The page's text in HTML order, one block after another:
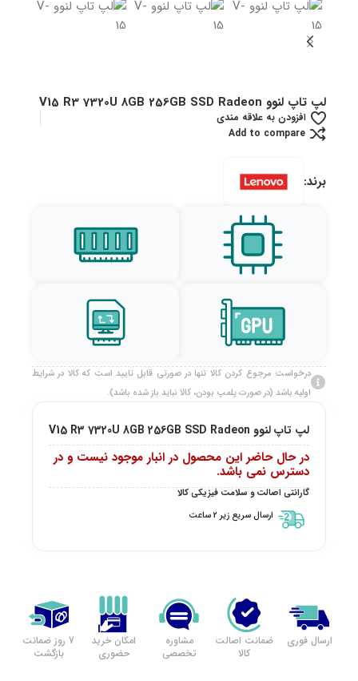
لپ تاپ لنوو V15 R3 7320U 8GB 256GB SSD Radeon
افزودن به علاقه مندی
Add to compare
برند:
درخواست مرجوع کردن کالا تنها در صورتی قابل تایید است که کالا در شرایط
اولیه باشد (در صورت پلمپ بودن، کالا نباید باز شده باشد).
لپ تاپ لنوو V15 R3 7320U 8GB 256GB SSD Radeon
در حال حاضر این محصول در انبار موجود نیست و در
دسترس نمی باشد.
گارانتی اصالت و سلامت فیزیکی کالا
ارسال سریع زیر 2 ساعت
ارسال فوری
ضمانت اصالت
کالا
مشاوره
تخصصی
امکان خرید
حضوری
7 روز ضمانت
بازگشت